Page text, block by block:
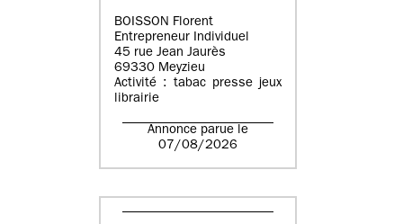
BOISSON Florent
Entrepreneur Individuel
45 rue Jean Jaurès
69330 Meyzieu
Activité : tabac presse jeux
librairie
Annonce parue le
07/08/2026